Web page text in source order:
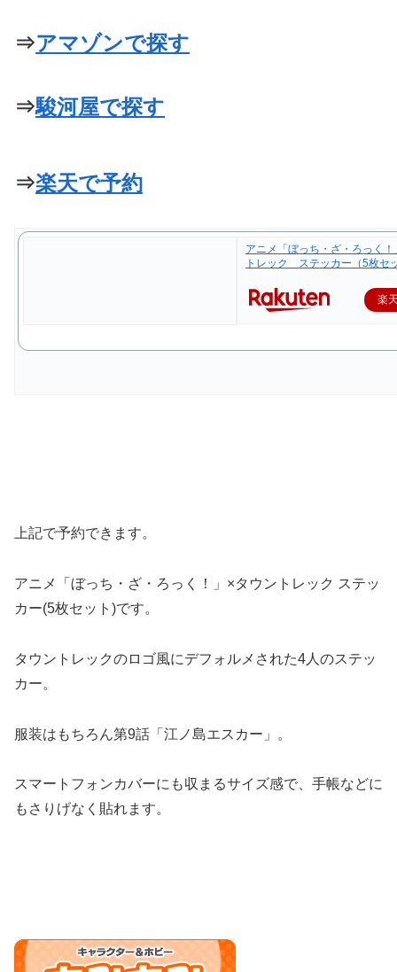
⇒アマゾンで探す
⇒駿河屋で探す
⇒楽天で予約
アニメ「ぼっち・ざ・ろっく
トレック ステッカー（5枚セ
楽
上記で予約できます。
アニメ「ぼっち・ざ・ろっく！」×タウントレック ステッ
カー(5枚セット)です。
タウントレックのロゴ風にデフォルメされた4人のステッ
カー。
服装はもちろん第9話「江ノ島エスカー」。
スマートフォンカバーにも収まるサイズ感で、手帳などに
もさりげなく貼れます。